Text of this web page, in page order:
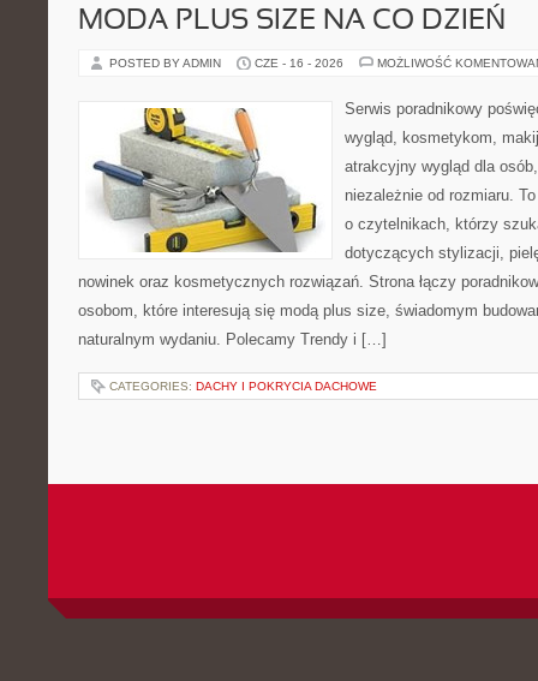
MODA PLUS SIZE NA CO DZIEŃ
POSTED BY ADMIN CZE - 16 - 2026 MOŻLIWOŚĆ
Serwis poradnikowy
wygląd, kosmetykom,
atrakcyjny wygląd dla
niezależnie od rozmiaru.
o czytelnikach, którzy
dotyczących stylizacji,
nowinek oraz kosmetycznych rozwiązań. Strona łączy
osobom, które interesują się modą plus size, świadomym
naturalnym wydaniu. Polecamy Trendy i […]
CATEGORIES: DACHY I POKRYCIA DACHOWE